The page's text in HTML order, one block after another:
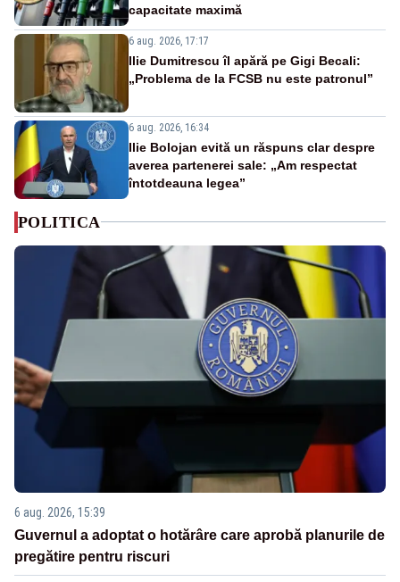
capacitate maximă
6 aug. 2026, 17:17
Ilie Dumitrescu îl apără pe Gigi Becali:
„Problema de la FCSB nu este patronul”
6 aug. 2026, 16:34
Ilie Bolojan evită un răspuns clar despre
averea partenerei sale: „Am respectat
întotdeauna legea”
POLITICA
6 aug. 2026, 15:39
Guvernul a adoptat o hotărâre care aprobă planurile de
pregătire pentru riscuri